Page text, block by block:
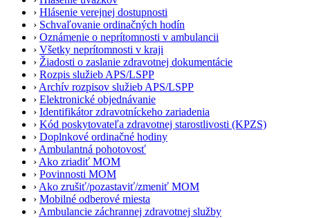
› Hlásenie verejnej dostupnosti
› Schvaľovanie ordinačných hodín
› Oznámenie o neprítomnosti v ambulancii
› Všetky neprítomnosti v kraji
› Žiadosti o zaslanie zdravotnej dokumentácie
› Rozpis služieb APS/LSPP
› Archív rozpisov služieb APS/LSPP
› Elektronické objednávanie
› Identifikátor zdravotníckeho zariadenia
› Kód poskytovateľa zdravotnej starostlivosti (KPZS)
› Doplnkové ordinačné hodiny
› Ambulantná pohotovosť
› Ako zriadiť MOM
› Povinnosti MOM
› Ako zrušiť/pozastaviť/zmeniť MOM
› Mobilné odberové miesta
› Ambulancie záchrannej zdravotnej služby